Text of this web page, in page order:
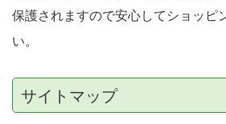
保護されますので安心してショッピ
い。
サイトマップ